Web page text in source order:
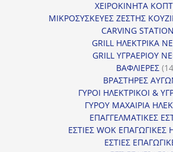
ΧΕΙΡΟΚΙΝΗΤΑ
ΜΙΚΡΟΣΥΣΚΕΥΕΣ ΖΕΣΤΗΣ
CARVING
GRILL ΗΛΕΚΤΡΙΚΑ
GRILL ΥΓΡΑΕΡΙΟΥ
ΒΑΦΛΙΕΡΕΣ 14
ΒΡΑΣΤΗΡΕΣ
ΓΥΡΟΙ ΗΛΕΚΤΡΙΚΟΙ &
ΓΥΡΟΥ ΜΑΧΑΙΡΙΑ
ΕΠΑΓΓΕΛΜΑΤΙΚΕΣ
ΕΣΤΙΕΣ WOK ΕΠΑΓΩΓΙΚΕΣ
ΕΣΤΙΕΣ